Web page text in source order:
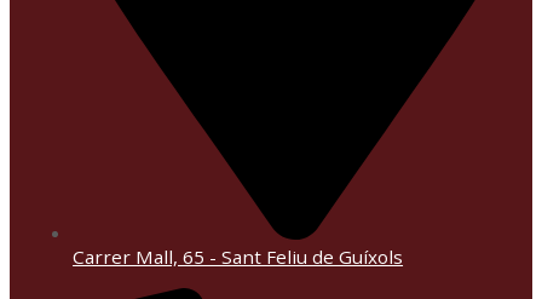
Carrer Mall, 65 - Sant Feliu de Guíxols